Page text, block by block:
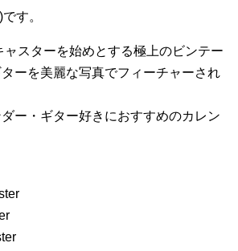
す。
スターを始めとする極上のビンテー
ーを美麗な写真でフィーチャーされ
ー・ギター好きにおすすめのカレン